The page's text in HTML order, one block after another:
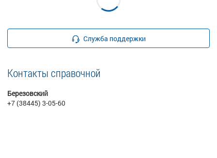
Служба поддержки
Контакты справочной
Березовский
+7 (38445) 3-05-60